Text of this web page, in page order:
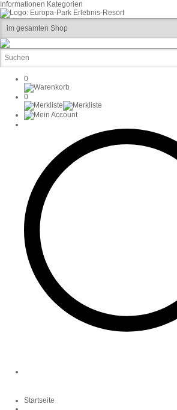
Informationen Kategorien
0
0
Startseite